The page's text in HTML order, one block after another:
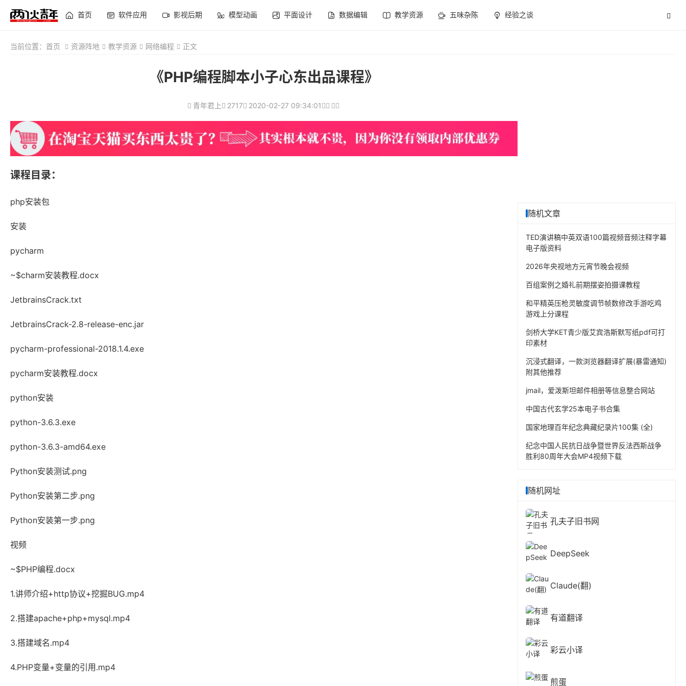
首页 软件应用 影视后期 模型动画 平面设计 数据编辑 教学资源 五味杂陈 经验之谈
当前位置： 首页 资源阵地 教学资源 网络编程 正文
《PHP编程脚本小子心东出品课程》
青年君上 2717 2020-02-27 09:34:01
课程目录：
php安装包
安装
pycharm
~$charm安装教程.docx
JetbrainsCrack.txt
JetbrainsCrack-2.8-release-enc.jar
pycharm-professional-2018.1.4.exe
pycharm安装教程.docx
python安装
python-3.6.3.exe
python-3.6.3-amd64.exe
Python安装测试.png
Python安装第二步.png
Python安装第一步.png
视频
~$PHP编程.docx
1.讲师介绍+http协议+挖掘BUG.mp4
2.搭建apache+php+mysql.mp4
3.搭建域名.mp4
4.PHP变量+变量的引用.mp4
随机文章
TED演讲稿中英双语100篇视频音频注释字幕
电子版资料
2026年央视地方元宵节晚会视频
百组案例之婚礼前期摆姿拍摄课教程
和平精英压枪灵敏度调节帧数修改手游吃鸡
游戏上分课程
剑桥大学KET青少版艾宾浩斯默写纸pdf可打
印素材
沉浸式翻译，一款浏览器翻译扩展(暴雷通知)
附其他推荐
jmail，爱泼斯坦邮件相册等信息整合网站
中国古代玄学25本电子书合集
国家地理百年纪念典藏纪录片100集 (全)
纪念中国人民抗日战争暨世界反法西斯战争
胜利80周年大会MP4视频下载
随机网址
孔夫子旧书网
DeepSeek
Claude(翻)
有道翻译
彩云小译
煎蛋